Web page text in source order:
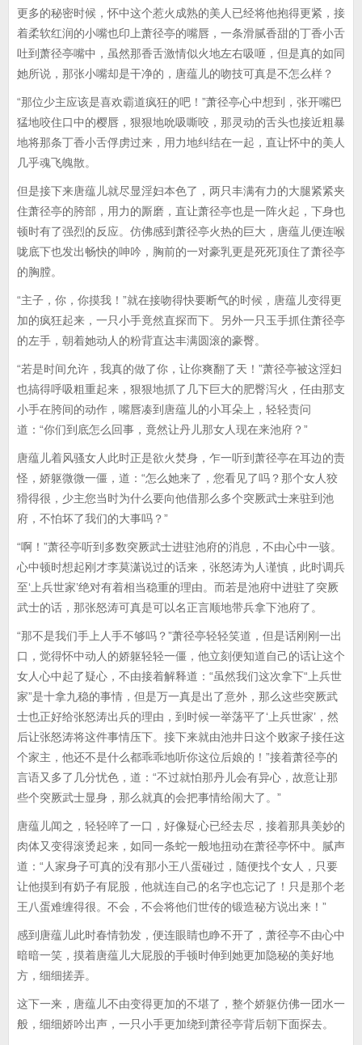
更多的秘密时候，怀中这个惹火成熟的美人已经将他抱得更紧，接
着柔软红润的小嘴也印上萧径亭的嘴唇，一条滑腻香甜的丁香小舌
吐到萧径亭嘴中，虽然那香舌激情似火地左右吸咂，但是真的如同
她所说，那张小嘴却是干净的，唐蕴儿的吻技可真是不怎么样？
“那位少主应该是喜欢霸道疯狂的吧！”萧径亭心中想到，张开嘴巴
猛地咬住口中的樱唇，狠狠地吮吸嘶咬，那灵动的舌头也接近粗暴
地将那条丁香小舌俘虏过来，用力地纠结在一起，直让怀中的美人
几乎魂飞魄散。
但是接下来唐蕴儿就尽显淫妇本色了，两只丰满有力的大腿紧紧夹
住萧径亭的胯部，用力的厮磨，直让萧径亭也是一阵火起，下身也
顿时有了强烈的反应。仿佛感到萧径亭火热的巨大，唐蕴儿便连喉
咙底下也发出畅快的呻吟，胸前的一对豪乳更是死死顶住了萧径亭
的胸膛。
“主子，你，你摸我！”就在接吻得快要断气的时候，唐蕴儿变得更
加的疯狂起来，一只小手竟然直探而下。另外一只玉手抓住萧径亭
的左手，朝着她动人的粉背直达丰满圆滚的豪臀。
“若是时间允许，我真的做了你，让你爽翻了天！”萧径亭被这淫妇
也搞得呼吸粗重起来，狠狠地抓了几下巨大的肥臀泻火，任由那支
小手在胯间的动作，嘴唇凑到唐蕴儿的小耳朵上，轻轻责问
道：“你们到底怎么回事，竟然让丹儿那女人现在来池府？”
唐蕴儿着风骚女人此时正是欲火焚身，乍一听到萧径亭在耳边的责
怪，娇躯微微一僵，道：“怎么她来了，您看见了吗？那个女人狡
猾得很，少主您当时为什么要向他借那么多个突厥武士来驻到池
府，不怕坏了我们的大事吗？”
“啊！”萧径亭听到多数突厥武士进驻池府的消息，不由心中一骇。
心中顿时想起刚才李莫潇说过的话来，张怒涛为人谨慎，此时调兵
至‘上兵世家’绝对有着相当稳重的理由。而若是池府中进驻了突厥
武士的话，那张怒涛可真是可以名正言顺地带兵拿下池府了。
“那不是我们手上人手不够吗？”萧径亭轻轻笑道，但是话刚刚一出
口，觉得怀中动人的娇躯轻轻一僵，他立刻便知道自己的话让这个
女人心中起了疑心，不由接着解释道：“虽然我们这次拿下“上兵世
家”是十拿九稳的事情，但是万一真是出了意外，那么这些突厥武
士也正好给张怒涛出兵的理由，到时候一举荡平了‘上兵世家’，然
后让张怒涛将这件事情压下。接下来就由池井日这个败家子接任这
个家主，他还不是什么都乖乖地听你这位后娘的！”接着萧径亭的
言语又多了几分忧色，道：“不过就怕那丹儿会有异心，故意让那
些个突厥武士显身，那么就真的会把事情给闹大了。”
唐蕴儿闻之，轻轻啐了一口，好像疑心已经去尽，接着那具美妙的
肉体又变得滚烫起来，如同一条蛇一般地扭动在萧径亭怀中。腻声
道：“人家身子可真的没有那小王八蛋碰过，随便找个女人，只要
让他摸到有奶子有屁股，他就连自己的名字也忘记了！只是那个老
王八蛋难缠得很。不会，不会将他们世传的锻造秘方说出来！”
感到唐蕴儿此时春情勃发，便连眼睛也睁不开了，萧径亭不由心中
暗暗一笑，摸着唐蕴儿大屁股的手顿时伸到她更加隐秘的美好地
方，细细搓弄。
这下一来，唐蕴儿不由变得更加的不堪了，整个娇躯仿佛一团水一
般，细细娇吟出声，一只小手更加绕到萧径亭背后朝下面探去。